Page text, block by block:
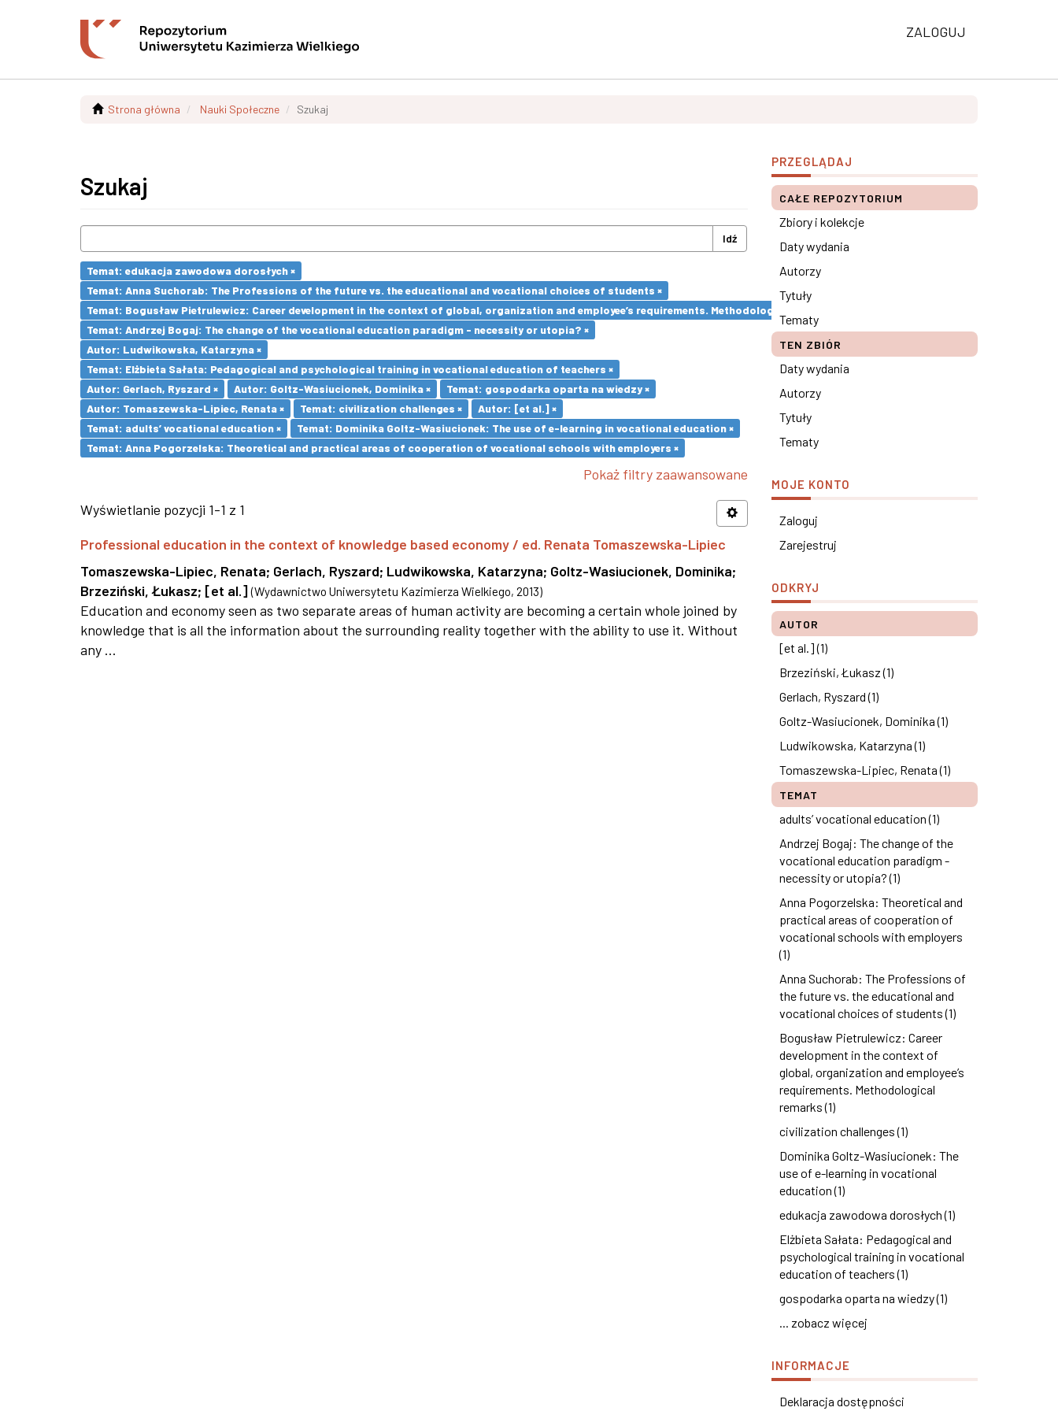
ZALOGUJ
Strona główna Nauki Społeczne Szukaj
Szukaj
Idź
Temat: edukacja zawodowa dorosłych ×
Temat: Anna Suchorab: The Professions of the future vs. the educational and vocational choices of students ×
Temat: Bogusław Pietrulewicz: Career development in the context of global, organization and employee’s requirements. Methodological remarks ×
Temat: Andrzej Bogaj: The change of the vocational education paradigm - necessity or utopia? ×
Autor: Ludwikowska, Katarzyna ×
Temat: Elżbieta Sałata: Pedagogical and psychological training in vocational education of teachers ×
Autor: Gerlach, Ryszard ×
Autor: Goltz-Wasiucionek, Dominika ×
Temat: gospodarka oparta na wiedzy ×
Autor: Tomaszewska-Lipiec, Renata ×
Temat: civilization challenges ×
Autor: [et al.] ×
Temat: adults’ vocational education ×
Temat: Dominika Goltz-Wasiucionek: The use of e-learning in vocational education ×
Temat: Anna Pogorzelska: Theoretical and practical areas of cooperation of vocational schools with employers ×
Pokaż filtry zaawansowane
Wyświetlanie pozycji 1-1 z 1
Professional education in the context of knowledge based economy / ed. Renata Tomaszewska-Lipiec
Tomaszewska-Lipiec, Renata; Gerlach, Ryszard; Ludwikowska, Katarzyna; Goltz-Wasiucionek, Dominika;
Brzeziński, Łukasz; [et al.] (Wydawnictwo Uniwersytetu Kazimierza Wielkiego, 2013)
Education and economy seen as two separate areas of human activity are becoming a certain whole joined by
knowledge that is all the information about the surrounding reality together with the ability to use it. Without
any ...
PRZEGLĄDAJ
CAŁE REPOZYTORIUM
Zbiory i kolekcje
Daty wydania
Autorzy
Tytuły
Tematy
TEN ZBIÓR
Daty wydania
Autorzy
Tytuły
Tematy
MOJE KONTO
Zaloguj
Zarejestruj
ODKRYJ
AUTOR
[et al.] (1)
Brzeziński, Łukasz (1)
Gerlach, Ryszard (1)
Goltz-Wasiucionek, Dominika (1)
Ludwikowska, Katarzyna (1)
Tomaszewska-Lipiec, Renata (1)
TEMAT
adults’ vocational education (1)
Andrzej Bogaj: The change of the
vocational education paradigm -
necessity or utopia? (1)
Anna Pogorzelska: Theoretical and
practical areas of cooperation of
vocational schools with employers
(1)
Anna Suchorab: The Professions of
the future vs. the educational and
vocational choices of students (1)
Bogusław Pietrulewicz: Career
development in the context of
global, organization and employee’s
requirements. Methodological
remarks (1)
civilization challenges (1)
Dominika Goltz-Wasiucionek: The
use of e-learning in vocational
education (1)
edukacja zawodowa dorosłych (1)
Elżbieta Sałata: Pedagogical and
psychological training in vocational
education of teachers (1)
gospodarka oparta na wiedzy (1)
... zobacz więcej
INFORMACJE
Deklaracja dostępności